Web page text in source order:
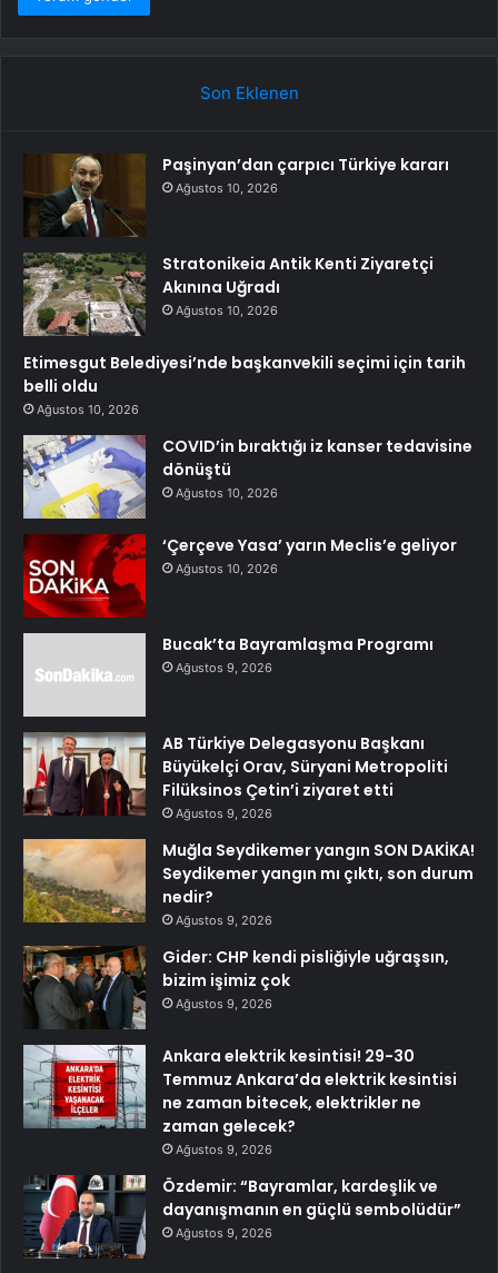
Son Eklenen
Paşinyan’dan çarpıcı Türkiye kararı
Ağustos 10, 2026
Stratonikeia Antik Kenti Ziyaretçi
Akınına Uğradı
Ağustos 10, 2026
Etimesgut Belediyesi’nde başkanvekili seçimi için tarih
belli oldu
Ağustos 10, 2026
COVID’in bıraktığı iz kanser tedavisine
dönüştü
Ağustos 10, 2026
‘Çerçeve Yasa’ yarın Meclis’e geliyor
Ağustos 10, 2026
Bucak’ta Bayramlaşma Programı
Ağustos 9, 2026
AB Türkiye Delegasyonu Başkanı
Büyükelçi Orav, Süryani Metropoliti
Filüksinos Çetin’i ziyaret etti
Ağustos 9, 2026
Muğla Seydikemer yangın SON DAKİKA!
Seydikemer yangın mı çıktı, son durum
nedir?
Ağustos 9, 2026
Gider: CHP kendi pisliğiyle uğraşsın,
bizim işimiz çok
Ağustos 9, 2026
Ankara elektrik kesintisi! 29-30
Temmuz Ankara’da elektrik kesintisi
ne zaman bitecek, elektrikler ne
zaman gelecek?
Ağustos 9, 2026
Özdemir: “Bayramlar, kardeşlik ve
dayanışmanın en güçlü sembolüdür”
Ağustos 9, 2026